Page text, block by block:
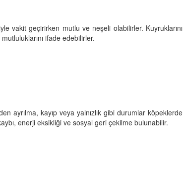
vakit geçirirken mutlu ve neşeli olabilirler. Kuyruklarını
ifade edebilirler.
ayrılma, kayıp veya yalnızlık gibi durumlar köpeklerde
enerji eksikliği ve sosyal geri çekilme bulunabilir.
Temiz, İnsanların mı? Bilim Ne
Diyor?